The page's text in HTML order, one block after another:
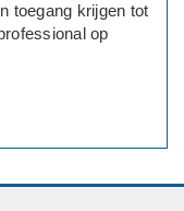
toegang krijgen tot
op